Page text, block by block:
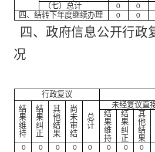
（七）总计 0 0
四、结转下年度继续办理 0 0
四、政府信息公开行政
况
行政复议
结
果
维
持
结
果
纠
正
其
他
结
果
尚
未
审
结
总
计
未经复议直
结
果
维
持
结
果
纠
正
其
他
结
果
0 0 0 0 0 0 0 0